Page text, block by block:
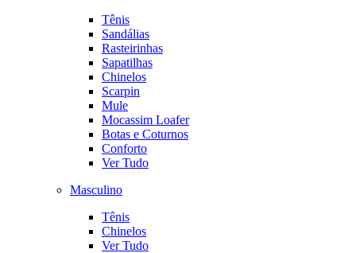
Tênis
Sandálias
Rasteirinhas
Sapatilhas
Chinelos
Scarpin
Mule
Mocassim Loafer
Botas e Coturnos
Conforto
Ver Tudo
Masculino
Tênis
Chinelos
Ver Tudo